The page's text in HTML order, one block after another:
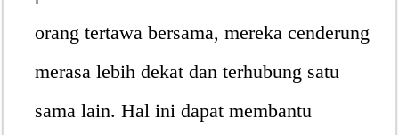
orang tertawa bersama, mereka cenderung
merasa lebih dekat dan terhubung satu
sama lain. Hal ini dapat membantu